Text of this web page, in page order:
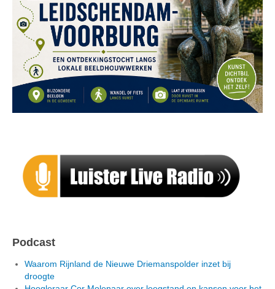
Podcast
Waarom Rijnland de Nieuwe Driemanspolder inzet bij
droogte